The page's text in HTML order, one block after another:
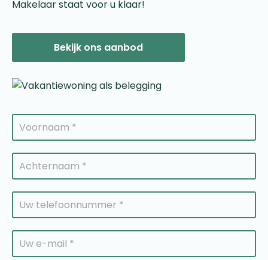
Makelaar staat voor u klaar!
Bekijk ons aanbod